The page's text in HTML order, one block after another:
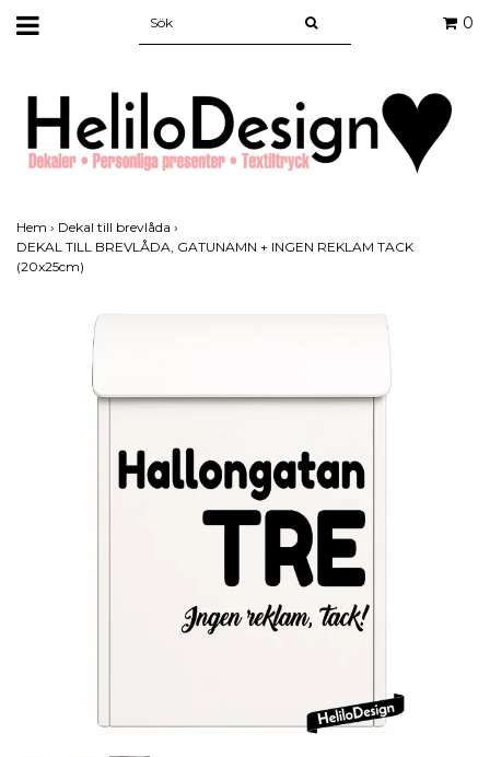
0
Hem › Dekal till brevlåda ›
DEKAL TILL BREVLÅDA, GATUNAMN + INGEN REKLAM TACK
(20x25cm)